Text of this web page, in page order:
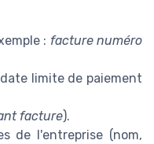
: facture numéro
limite de paiement
facture).
de l'entreprise (nom,